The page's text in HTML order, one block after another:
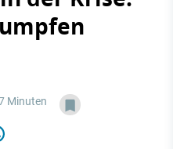
Minuten